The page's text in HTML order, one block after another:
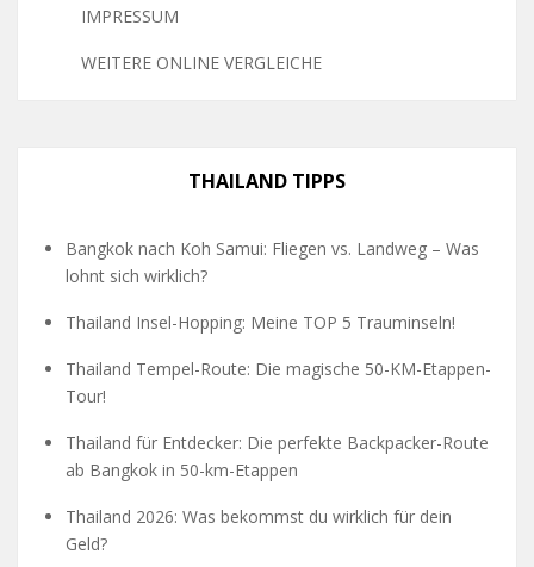
IMPRESSUM
WEITERE ONLINE VERGLEICHE
THAILAND TIPPS
Bangkok nach Koh Samui: Fliegen vs. Landweg – Was
lohnt sich wirklich?
Thailand Insel-Hopping: Meine TOP 5 Trauminseln!
Thailand Tempel-Route: Die magische 50-KM-Etappen-
Tour!
Thailand für Entdecker: Die perfekte Backpacker-Route
ab Bangkok in 50-km-Etappen
Thailand 2026: Was bekommst du wirklich für dein
Geld?